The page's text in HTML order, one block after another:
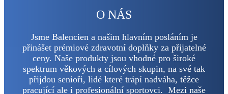
O NÁS
Jsme Balencien a našim hlavním posláním je
přinášet prémiové zdravotní doplňky za přijatelné
ceny. Naše produkty jsou vhodné pro široké
spektrum věkových a cílových skupin, na své tak
přijdou senioři, lidé které trápí nadváha, těžce
pracující ale i profesionální sportovci. Mezi naše